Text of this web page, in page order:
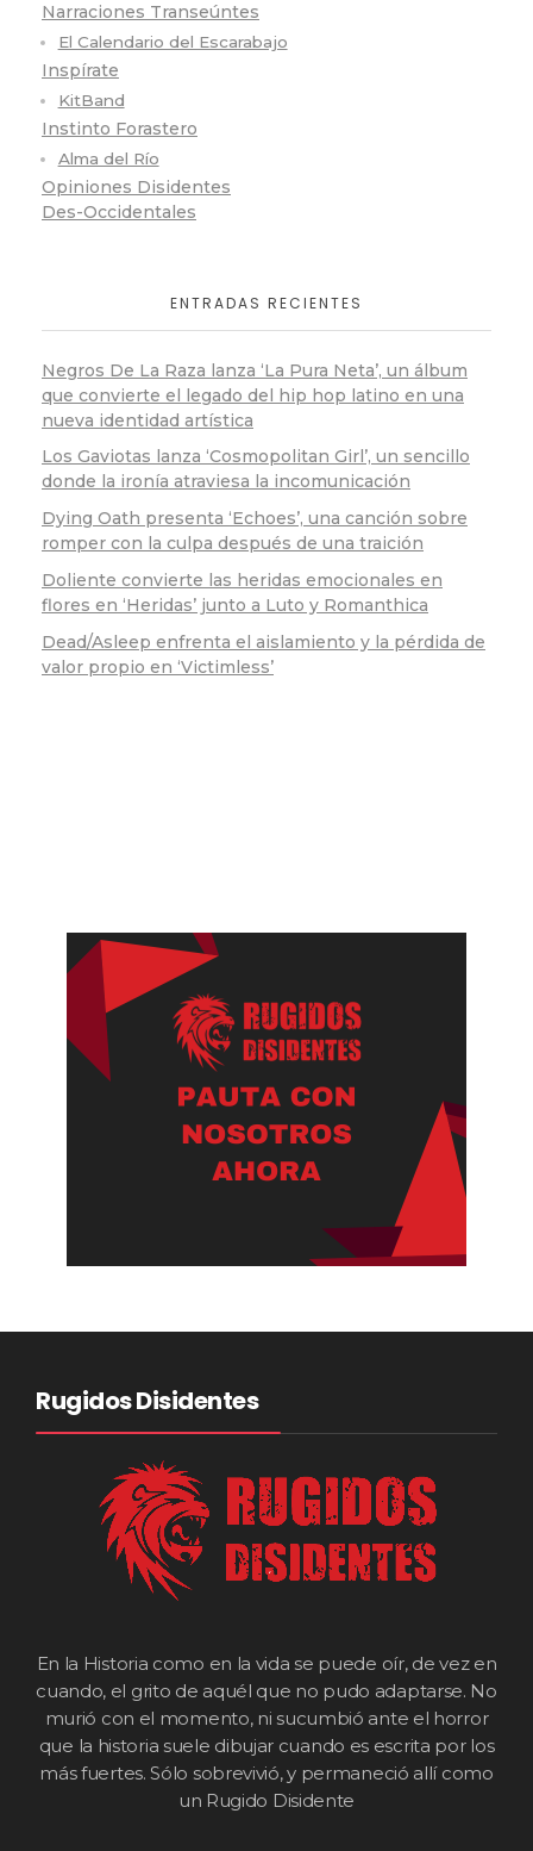
Narraciones Transeúntes
El Calendario del Escarabajo
Inspírate
KitBand
Instinto Forastero
Alma del Río
Opiniones Disidentes
Des-Occidentales
ENTRADAS RECIENTES
Negros De La Raza lanza ‘La Pura Neta’, un álbum
que convierte el legado del hip hop latino en una
nueva identidad artística
Los Gaviotas lanza ‘Cosmopolitan Girl’, un sencillo
donde la ironía atraviesa la incomunicación
Dying Oath presenta ‘Echoes’, una canción sobre
romper con la culpa después de una traición
Doliente convierte las heridas emocionales en
flores en ‘Heridas’ junto a Luto y Romanthica
Dead/Asleep enfrenta el aislamiento y la pérdida de
valor propio en ‘Victimless’
Rugidos Disidentes
En la Historia como en la vida se puede oír, de vez en
cuando, el grito de aquél que no pudo adaptarse. No
murió con el momento, ni sucumbió ante el horror
que la historia suele dibujar cuando es escrita por los
más fuertes. Sólo sobrevivió, y permaneció allí como
un Rugido Disidente